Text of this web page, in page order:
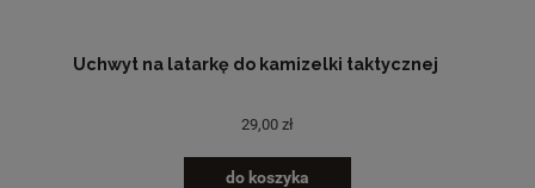
Uchwyt na latarkę do kamizelki taktycznej
29,00 zł
do koszyka